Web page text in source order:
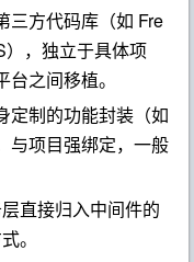
三方代码库（如 Fre
），独立于具体项
之间移植。
定制的功能封装（如
与项目强绑定，一般
直接归入中间件的
。